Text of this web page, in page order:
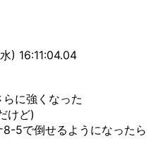
) 16:11:04.04
に強くなった
けど)
5で倒せるようになったら